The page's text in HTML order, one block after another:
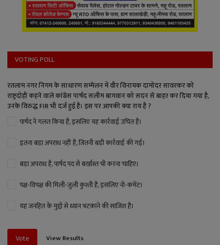
VOTING POLL
रतलाम नगर निगम के साधारण सम्मेलन में वीर विनायक दामोदर सावरकर को
राष्ट्रदोही कहने वाले कांग्रेस पार्षद सलीम बागवान को सदन से बाहर कर दिया गया है,
उनके विरुद्ध FIR भी दर्ज हुई है। इस पर आपकी क्या राय है ?
पार्षद ने गलत किया है, इसलिए यह कार्रवाई उचित है।
इतना बड़ा अपराध नहीं है, जितनी बड़ी कार्रवाई की गई।
बड़ा अपराध है, पार्षद पद से बर्खास्त भी करना चाहिए।
पक्ष-विपक्ष की मिली-जुली कुश्ती है, इसलिए नो-कमेंट।
यह जनहित के मुद्दों से ध्यान भटकाने की साजिश है।
Vote View Results